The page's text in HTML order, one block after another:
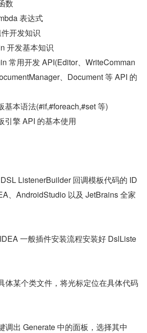
数
表达式
开发知识
开发基本知识
常用开发 API(Editor、WriteComman
、Document 等 API 的
基本语法(#if,#foreach,#set 等)
引擎 API 的基本使用
ListenerBuilder 回调模板代码的 ID
、AndroidStudio 以及 JetBrains 全家
一般插件安装流程安装好 DslListe
体某个类文件，将光标定位在具体代码
调出 Generate 中的面板，选择其中